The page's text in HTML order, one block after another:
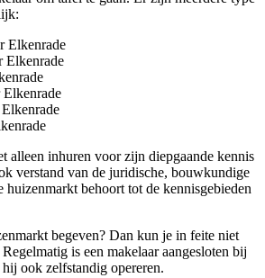
Elkenrade
Elkenrade
Elkenrade
alleen inhuren voor zijn diepgaande kennis
verstand van de juridische, bouwkundige
huizenmarkt behoort tot de kennisgebieden
begeven? Dan kun je in feite niet
is een makelaar aangesloten bij
ook zelfstandig opereren.